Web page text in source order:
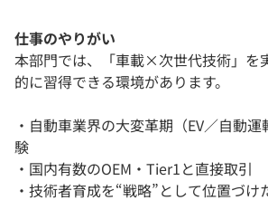
仕事のやりがい
本部門では、「車載×次世代技術」を
的に習得できる環境があります。
・自動車業界の大変革期（EV／自動
験
・国内有数のOEM・Tier1と直接取引
・技術者育成を“戦略”として位置づけ